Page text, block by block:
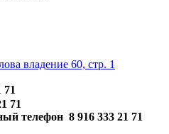
владение 60, стр. 1
71
71
8 916 333 21 71